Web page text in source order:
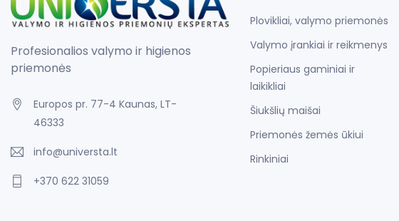
Profesionalios valymo ir higienos
priemonės
Europos pr. 77-4 Kaunas, LT-
46333
info@universta.lt
+370 622 31059
Plovikliai, valymo priemonės
Valymo įrankiai ir reikmenys
Popieriaus gaminiai ir
laikikliai
Šiukšlių maišai
Priemonės žemės ūkiui
Rinkiniai